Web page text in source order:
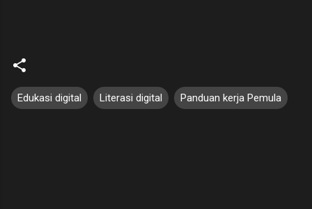
Edukasi digital Literasi digital Panduan kerja Pemula